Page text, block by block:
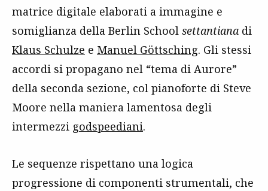
matrice digitale elaborati a immagine e
somiglianza della Berlin School settantiana di
Klaus Schulze e Manuel Göttsching. Gli stessi
accordi si propagano nel “tema di Aurore”
della seconda sezione, col pianoforte di Steve
Moore nella maniera lamentosa degli
intermezzi godspeediani.
Le sequenze rispettano una logica
progressione di componenti strumentali, che